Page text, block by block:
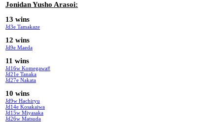
Jonidan Yusho Arasoi:
13 wins
Jd3e Tamakaze
12 wins
Jd9e Maeda
11 wins
Jd16w Komegawa#
Jd21e Tanaka
Jd27e Nakata
10 wins
Jd9w Hachiryu
Jd14e Kosakaiwa
Jd15w Miyasaka
Jd26w Matsuda